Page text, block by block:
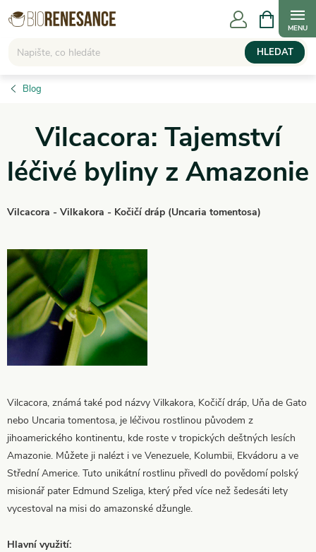
Přejít
na
HLEDAT
NÁKUPNÍ
KOŠÍK
Blog
Vilcacora: Tajemství
léčivé byliny z Amazonie
Vilcacora - Vilkakora - Kočičí dráp (Uncaria tomentosa)
Vilcacora, známá také pod názvy Vilkakora, Kočičí dráp, Uňa de Gato
nebo Uncaria tomentosa, je léčivou rostlinou původem z
jihoamerického kontinentu, kde roste v tropických deštných lesích
Amazonie. Můžete ji nalézt i ve Venezuele, Kolumbii, Ekvádoru a ve
Střední Americe. Tuto unikátní rostlinu přivedl do povědomí polský
misionář pater Edmund Szeliga, který před více než šedesáti lety
vycestoval na misi do amazonské džungle.
Hlavní využití: